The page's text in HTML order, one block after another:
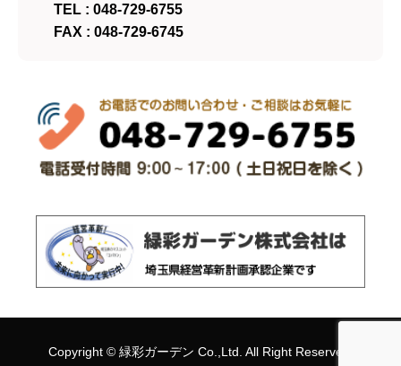
TEL : 048-729-6755
FAX : 048-729-6745
Copyright © 緑彩ガーデン Co.,Ltd. All Right Reserved.